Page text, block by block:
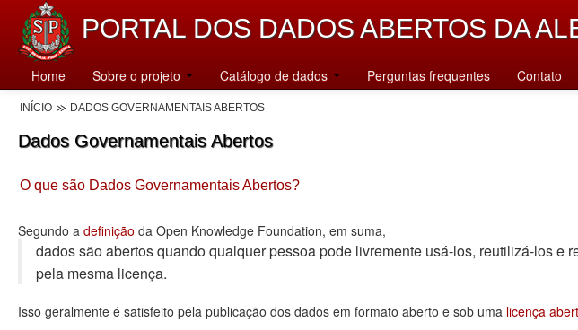
PORTAL DOS DADOS ABERTOS DA
Home Sobre o projeto Catálogo de dados Perguntas frequentes Contato
INÍCIO DADOS GOVERNAMENTAIS ABERTOS
Dados Governamentais Abertos
O que são Dados Governamentais Abertos?
Segundo a definição da Open Knowledge Foundation, em suma,
dados são abertos quando qualquer pessoa pode livremente usá-los, reutilizá-los
pela mesma licença.
Isso geralmente é satisfeito pela publicação dos dados em formato aberto e sob uma licença